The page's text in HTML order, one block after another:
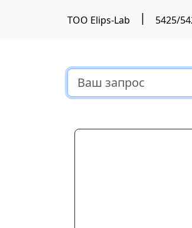
ТОО Elips-Lab | 5425/